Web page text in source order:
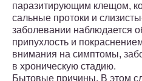
паразитирующим клещом,
сальные протоки и
заболевании наблюдается
припухлость и
внимания на симптомы,
в хроническую стадию.
Бытовые причины. В этом